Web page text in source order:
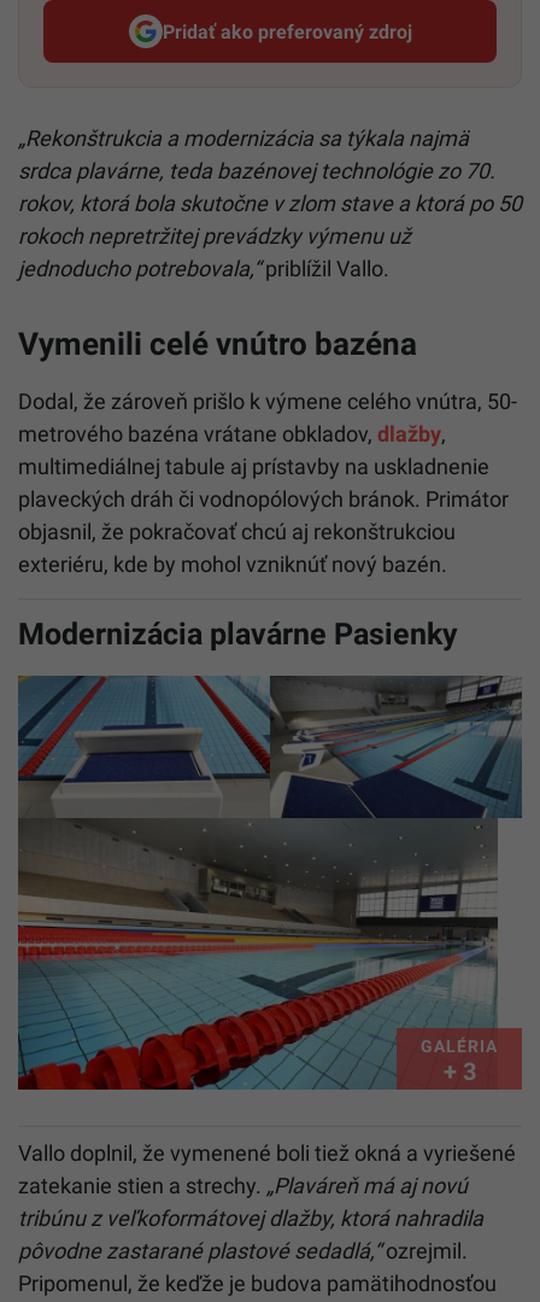
Pridať ako preferovaný zdroj
Startitup, odkaz sa otvorí v
„Rekonštrukcia a modernizácia sa týkala najmä
srdca plavárne, teda bazénovej technológie zo 70.
rokov, ktorá bola skutočne v zlom stave a ktorá po 50
rokoch nepretržitej prevádzky výmenu už
jednoducho potrebovala,“priblížil Vallo.
Vymenili celé vnútro bazéna
Dodal, že zároveň prišlo k výmene celého vnútra, 50-
metrového bazéna vrátane obkladov, dlažby,
multimediálnej tabule aj prístavby na uskladnenie
plaveckých dráh či vodnopólových bránok. Primátor
objasnil, že pokračovať chcú aj rekonštrukciou
exteriéru, kde by mohol vzniknúť nový bazén.
Modernizácia plavárne Pasienky
GALÉRIA
+ 3
Vallo doplnil, že vymenené boli tiež okná a vyriešené
zatekanie stien a strechy. „Plaváreň má aj novú
tribúnu z veľkoformátovej dlažby, ktorá nahradila
pôvodne zastarané plastové sedadlá,“ozrejmil.
Pripomenul, že keďže je budova pamätihodnosťou